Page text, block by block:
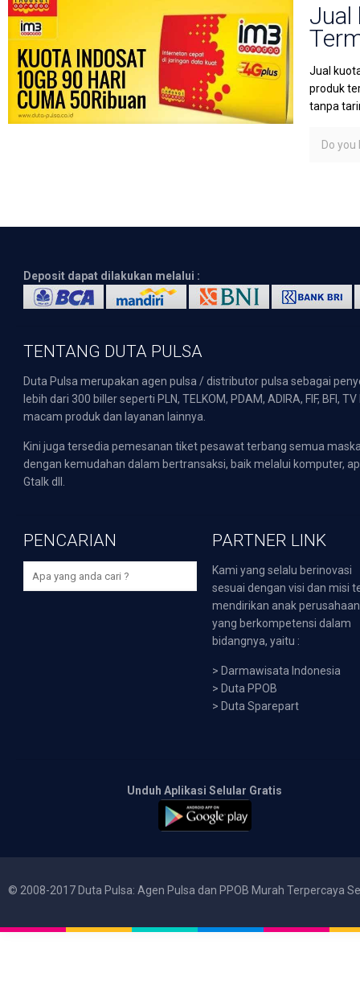
Jual
Jual
produk
tanpa
Do you
Deposit dapat dilakukan melalui :
TENTANG DUTA PULSA
Duta Pulsa merupakan agen pulsa / distributor pulsa sebagai
lebih dari 300 biller seperti PLN, TELKOM, PDAM, ADIRA, FIF,
macam produk dan layanan lainnya.
Kini juga tersedia pemesanan tiket pesawat terbang semua
dengan kemudahan dalam bertransaksi, baik melalui komputer,
Gtalk dll.
PENCARIAN PARTNER LINK
Kami yang selalu berinovasi
sesuai dengan visi dan misi
mendirikan anak perusahaan
yang berkompetensi dalam
bidangnya, yaitu :
> Darmawisata Indonesia
> Duta PPOB
> Duta Sparepart
Unduh Aplikasi Selular Gratis
© 2008-2017 Duta Pulsa: Agen Pulsa dan PPOB Murah Terpercaya